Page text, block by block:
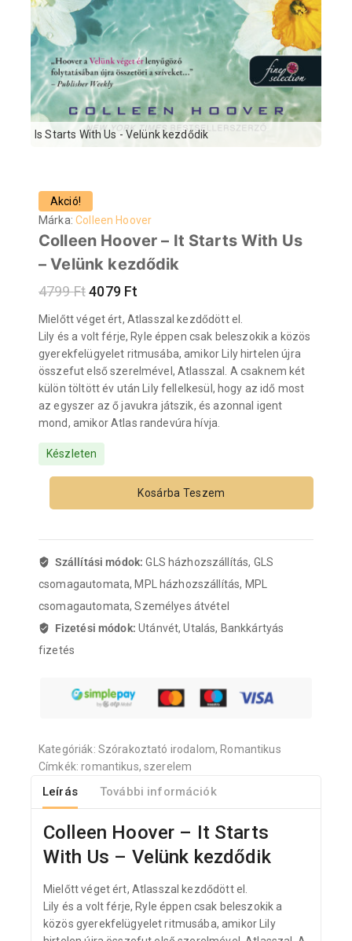
Is Starts With Us - Velünk kezdődik
Akció!
Márka:Colleen Hoover
Colleen Hoover – It Starts With Us
– Velünk kezdődik
4799Ft 4079 Ft
Mielőtt véget ért, Atlasszal kezdődött el.
Lily és a volt férje, Ryle éppen csak beleszokik a közös
gyerekfelügyelet ritmusába, amikor Lily hirtelen újra
összefut első szerelmével, Atlasszal. A csaknem két
külön töltött év után Lily fellelkesül, hogy az idő most
az egyszer az ő javukra játszik, és azonnal igent
mond, amikor Atlas randevúra hívja.
Készleten
Kosárba Teszem
Szállítási módok:GLS házhozszállítás, GLS
csomagautomata, MPL házhozszállítás, MPL
csomagautomata, Személyes átvétel
Fizetési módok:Utánvét, Utalás, Bankkártyás
fizetés
Kategóriák: Szórakoztató irodalom, Romantikus
Címkék:romantikus,szerelem
Leírás További információk
Colleen Hoover – It Starts
With Us – Velünk kezdődik
Mielőtt véget ért, Atlasszal kezdődött el.
Lily és a volt férje, Ryle éppen csak beleszokik a
közös gyerekfelügyelet ritmusába, amikor Lily